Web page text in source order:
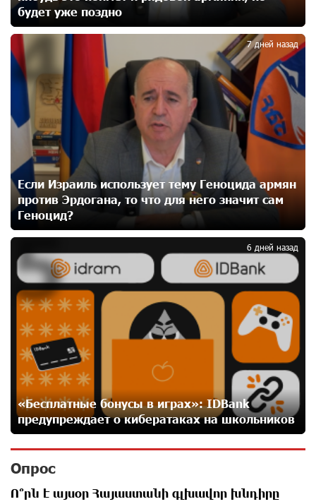
Юнибанк разыграет поездку в Италию среди новых
держателей карт Mastercard World «Travel»
23 дней назад
Москва–Баку: есть разногласия, но связи
сохраняются. А мы что делаем?
23 дней назад
День благодарности клиентам в Ванадзоре: IDBank
24 дней назад
Пашинян замотивирован уничтожить Армению․
26 дней назад
«Мой лес Армения» — бенефициар инициативы
«Сила одного драма» в июле
27 дней назад
Станьте акционером Юнибанка и воспользуйтесь
выгодным инвестиционным предложением
27 дней назад
будет уже поздно
Если Израиль использует тему Геноцида армян
против Эрдогана, то что для него значит сам
Геноцид?
7 дней назад
4
«Бесплатные бонусы в играх»: IDBank
предупреждает о кибератаках на школьников
6 дней назад
5
Опрос
Ո՞րն է այսօր Հայաստանի գլխավոր խնդիրը